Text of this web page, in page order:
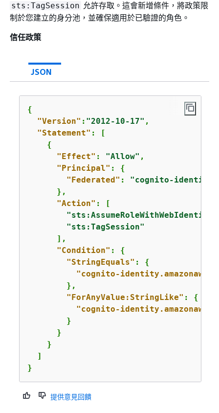
sts:TagSession 允許存取。這會新增條件，將政策限
制於您建立的身分池，並確保適用於已驗證的角色。
信任政策
JSON
{
"Version" : "2012-10-17" ,
"Statement" : [
{
"Effect" : "Allow" ,
"Principal" : {
"Federated" : "cognito-
      },
"Action" : [
"sts:AssumeRoleWithWebIdentity"
"sts:TagSession"
      ],
"Condition" : {
"StringEquals" : {
"cognito-
        },
"ForAnyValue:StringLike" : {
"cognito-
        }
      }
    }
  ]
}
提供意見回饋